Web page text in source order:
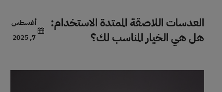
العدسات اللاصقة الممتدة الاستخدام:
هل هي الخيار المناسب لك؟
أغسطس
7, 2025